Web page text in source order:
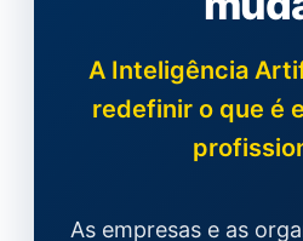
A Inteligência
redefinir o que é
As empresas e as